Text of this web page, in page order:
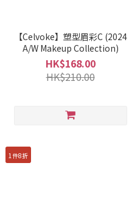
【Celvoke】塑型眉彩C (2024
A/W Makeup Collection)
HK$168.00
HK$210.00
1件8折